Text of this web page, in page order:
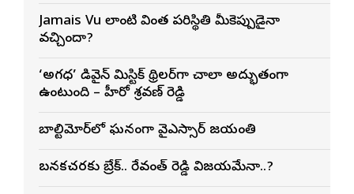
Jamais Vu లాంటి వింత పరిస్థితి మీకెప్పుడైనా
వచ్చిందా?
‘అగధ’ డివైన్ మిస్టిక్ థ్రిల్లర్‌గా చాలా అద్భుతంగా
ఉంటుంది – హీరో శ్రవణ్ రెడ్డి
బాల్టిమోర్‌లో ఘనంగా వైఎస్సార్‌ జయంతి
బనకచర్లకు బ్రేక్.. రేవంత్ రెడ్డి విజయమేనా..?